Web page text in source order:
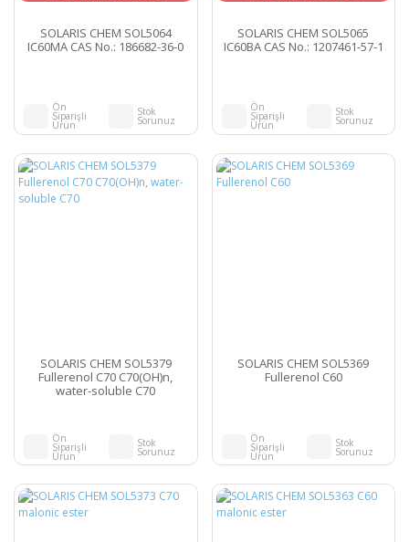
SOLARIS CHEM SOL5064
IC60MA CAS No.: 186682-36-0
Ön
Siparişli
Ürün
Stok
Sorunuz
SOLARIS CHEM SOL5065
IC60BA CAS No.: 1207461-57-1
Ön
Siparişli
Ürün
Stok
Sorunuz
SOLARIS CHEM SOL5379
Fullerenol C70 C70(OH)n,
water-soluble C70
Ön
Siparişli
Ürün
Stok
Sorunuz
SOLARIS CHEM SOL5369
Fullerenol C60
Ön
Siparişli
Ürün
Stok
Sorunuz